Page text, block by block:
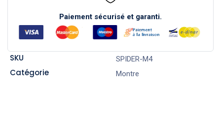
Paiement sécurisé et garanti.
SKU SPIDER-M4
Catégorie Montre